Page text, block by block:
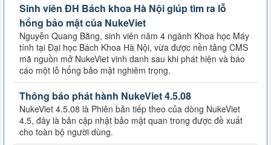
Sinh viên ĐH Bách khoa Hà Nội giúp tìm ra lỗ
hổng bảo mật của NukeViet
Nguyễn Quang Bằng, sinh viên năm 4 ngành Khoa học Máy
tính tại Đại học Bách Khoa Hà Nội, vừa được nền tảng CMS
mã nguồn mở NukeViet vinh danh sau khi phát hiện và báo
cáo một lỗ hổng bảo mật nghiêm trọng.
Thông báo phát hành NukeViet 4.5.08
NukeViet 4.5.08 là Phiên bản tiếp theo của dòng NukeViet
4.5, đây là bản cập nhật bảo mật quan trong được đề xuất
cho toàn bộ người dùng.